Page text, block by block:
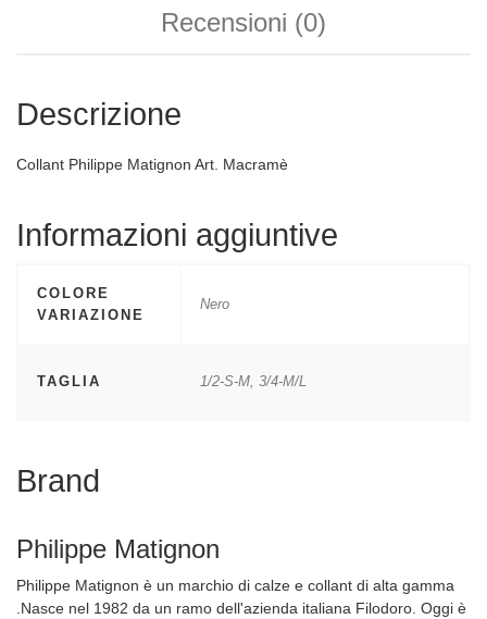
Recensioni (0)
Descrizione
Collant Philippe Matignon Art. Macramè
Informazioni aggiuntive
COLORE
VARIAZIONE
Nero
TAGLIA 1/2-S-M, 3/4-M/L
Brand
Philippe Matignon
Philippe Matignon è un marchio di calze e collant di alta gamma
.Nasce nel 1982 da un ramo dell'azienda italiana Filodoro. Oggi è